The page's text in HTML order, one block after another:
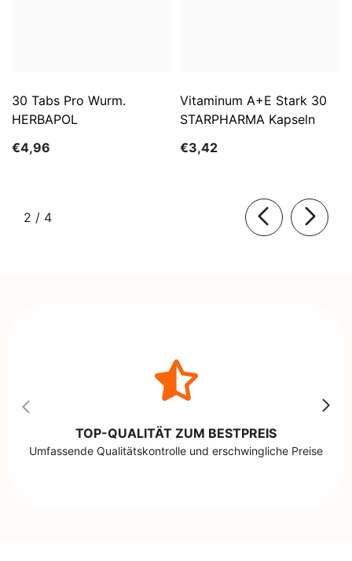
30 Tabs Pro Wurm.
HERBAPOL
€4,96
Vitaminum A+E Stark 30
STARPHARMA Kapseln
€3,42
2 / von
4
TOP-QUALITÄT ZUM BESTPREIS
Umfassende Qualitätskontrolle und erschwingliche Preise